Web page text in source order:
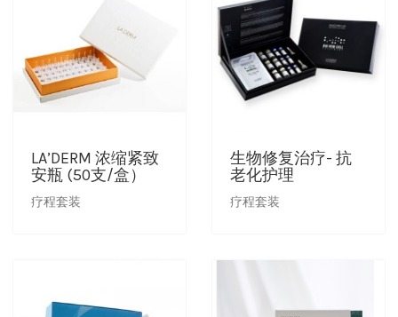
LA’DERM 浓缩紧致
安瓶 (50支/盒）
疗程套装
生物修复治疗- 抗
老化护理
疗程套装